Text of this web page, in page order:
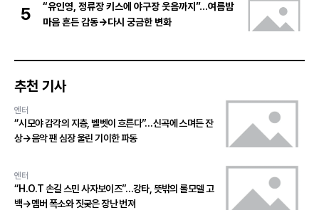
5
“유인영, 정류장 키스에 야구장 웃음까지”…여름밤
마음 흔든 감동→다시 궁금한 변화
추천 기사
엔터
“시모야 감각의 지층, 벨벳이 흐른다”…신곡에 스며든 잔
상→음악 팬 심장 울린 기이한 파동
엔터
“H.O.T 손길 스민 사자보이즈”…강타, 뜻밖의 롤모델 고
백→멤버 폭소와 짓궂은 장난 번져